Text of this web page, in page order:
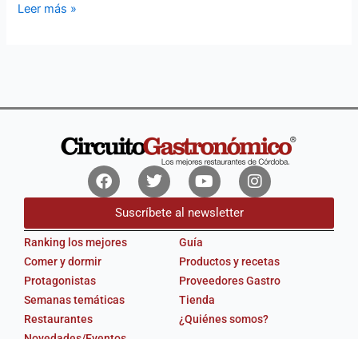
Leer más »
FacebookTwitterYoutubeInstagram
Suscríbete al newsletter
Ranking los mejores
Comer y dormir
Protagonistas
Semanas temáticas
Restaurantes
Guía
Productos y recetas
Proveedores Gastro
Tienda
¿Quiénes somos?